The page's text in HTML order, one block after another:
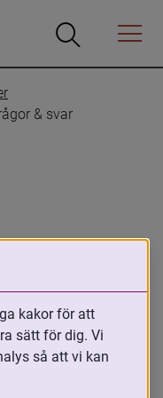
Öppna
Öppna
Menyn
& svar
i
kakor för att
sätt för dig. Vi
så att vi kan